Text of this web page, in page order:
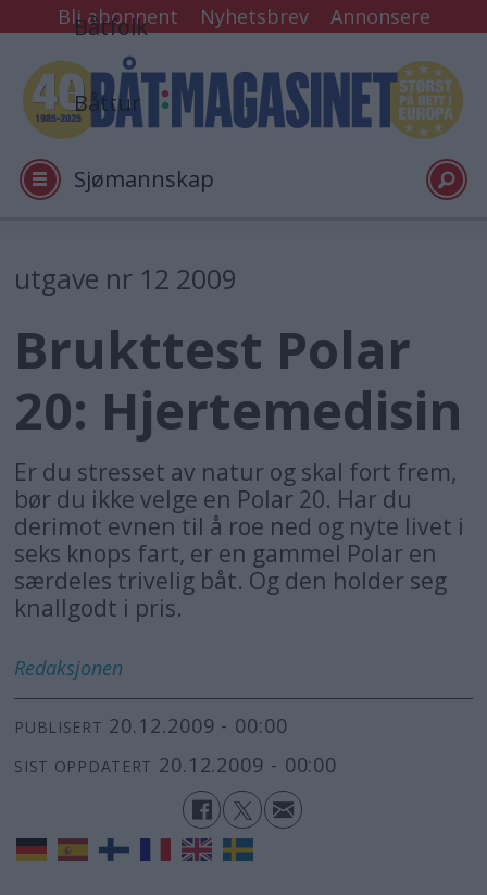
Bli abonnent Nyhetsbrev Annonsere
Båtfolk
Båttur
Sjømannskap
Arkiv
Video
Logg inn
utgave nr 12 2009
Brukttest Polar
20: Hjertemedisin
Er du stresset av natur og skal fort frem,
bør du ikke velge en Polar 20. Har du
derimot evnen til å roe ned og nyte livet i
seks knops fart, er en gammel Polar en
særdeles trivelig båt. Og den holder seg
knallgodt i pris.
Redaksjonen
PUBLISERT 20.12.2009 - 00:00
SIST OPPDATERT 20.12.2009 - 00:00